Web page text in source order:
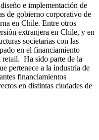
e implementación de
de gobierno corporativo de
en Chile. Entre otros
extranjera en Chile, y en
societarias con las
en el financiamiento
retail. Ha sido parte de la
pertenece a la industria de
financiamientos
en distintas ciudades de